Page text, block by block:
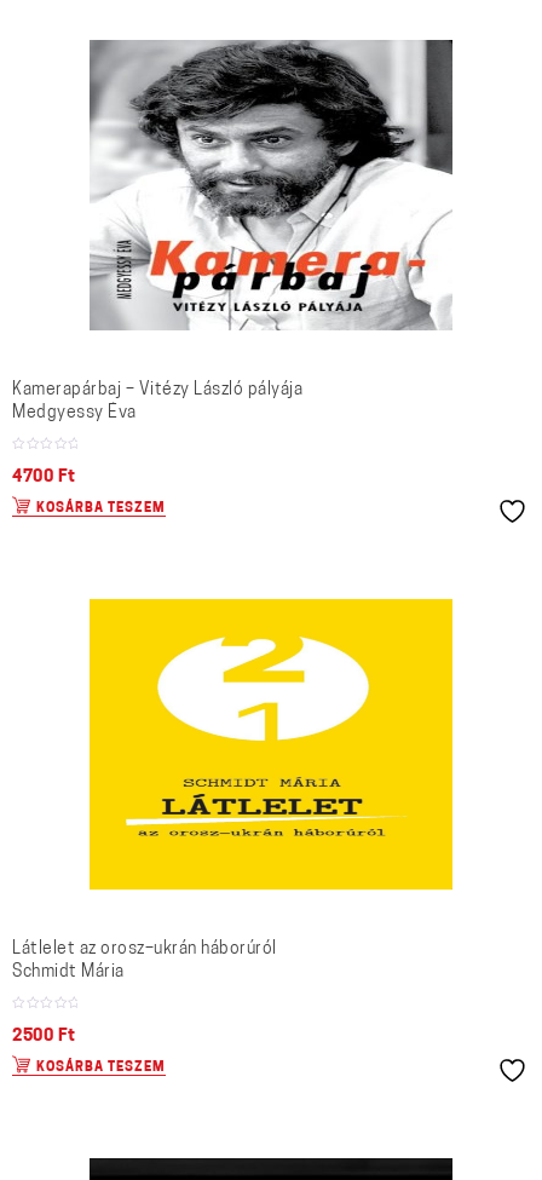
Kamerapárbaj – Vitézy László pályája
Medgyessy Éva
4700 Ft
KOSÁRBA TESZEM
Látlelet az orosz–ukrán háborúról
Schmidt Mária
2500 Ft
KOSÁRBA TESZEM